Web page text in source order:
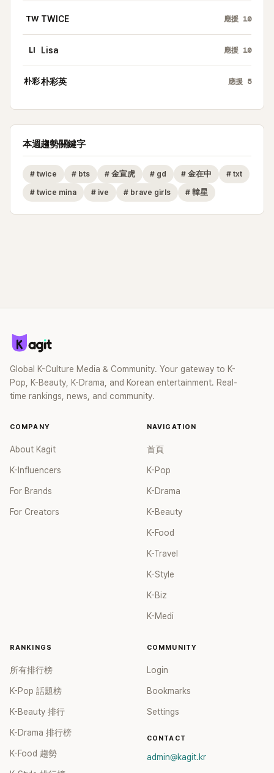
TW TWICE 應援 10
LI Lisa 應援 10
朴彩朴彩英 應援 5
本週趨勢關鍵字
# twice # bts # 金宣虎 # gd # 金在中 # txt
# twice mina # ive # brave girls # 韓星
Global K-Culture Media & Community. Your gateway to K-
Pop, K-Beauty, K-Drama, and Korean entertainment. Real-
time rankings, news, and community.
COMPANY
About Kagit
K-Influencers
For Brands
For Creators
NAVIGATION
首頁
K-Pop
K-Drama
K-Beauty
K-Food
K-Travel
K-Style
K-Biz
K-Medi
RANKINGS
所有排行榜
K-Pop 話題榜
K-Beauty 排行
K-Drama 排行榜
K-Food 趨勢
COMMUNITY
Login
Bookmarks
Settings
CONTACT
admin@kagit.kr